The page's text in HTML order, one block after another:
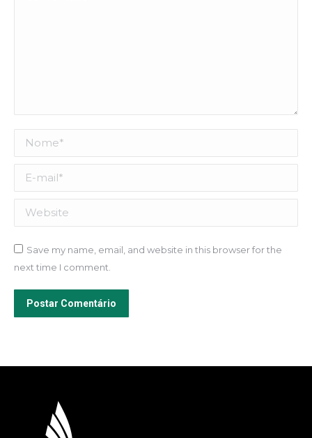
Nome *
E-mail *
Website
Save my name, email, and website in this browser for the
next time I comment.
Postar Comentário